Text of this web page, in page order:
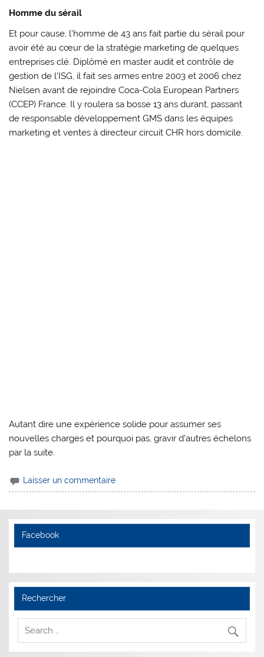
Homme du sérail
Et pour cause, l’homme de 43 ans fait partie du sérail pour
avoir été au cœur de la stratégie marketing de quelques
entreprises clé. Diplômé en master audit et contrôle de
gestion de l’ISG, il fait ses armes entre 2003 et 2006 chez
Nielsen avant de rejoindre Coca-Cola European Partners
(CCEP) France. Il y roulera sa bosse 13 ans durant, passant
de responsable développement GMS dans les équipes
marketing et ventes à directeur circuit CHR hors domicile.
Autant dire une expérience solide pour assumer ses
nouvelles charges et pourquoi pas, gravir d’autres échelons
par la suite.
Laisser un commentaire
Facebook
Rechercher